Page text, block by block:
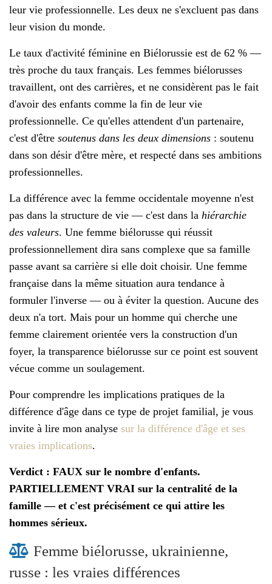
leur vie professionnelle. Les deux ne s'excluent pas dans
leur vision du monde.
Le taux d'activité féminine en Biélorussie est de 62 % —
très proche du taux français. Les femmes biélorusses
travaillent, ont des carrières, et ne considèrent pas le fait
d'avoir des enfants comme la fin de leur vie
professionnelle. Ce qu'elles attendent d'un partenaire,
c'est d'être soutenus dans les deux dimensions : soutenu
dans son désir d'être mère, et respecté dans ses ambitions
professionnelles.
La différence avec la femme occidentale moyenne n'est
pas dans la structure de vie — c'est dans la hiérarchie
des valeurs. Une femme biélorusse qui réussit
professionnellement dira sans complexe que sa famille
passe avant sa carrière si elle doit choisir. Une femme
française dans la même situation aura tendance à
formuler l'inverse — ou à éviter la question. Aucune des
deux n'a tort. Mais pour un homme qui cherche une
femme clairement orientée vers la construction d'un
foyer, la transparence biélorusse sur ce point est souvent
vécue comme un soulagement.
Pour comprendre les implications pratiques de la
différence d'âge dans ce type de projet familial, je vous
invite à lire mon analyse sur la différence d'âge et ses
vraies implications.
Verdict : FAUX sur le nombre d'enfants.
PARTIELLEMENT VRAI sur la centralité de la
famille — et c'est précisément ce qui attire les
hommes sérieux.
Femme biélorusse, ukrainienne,
russe : les vraies différences